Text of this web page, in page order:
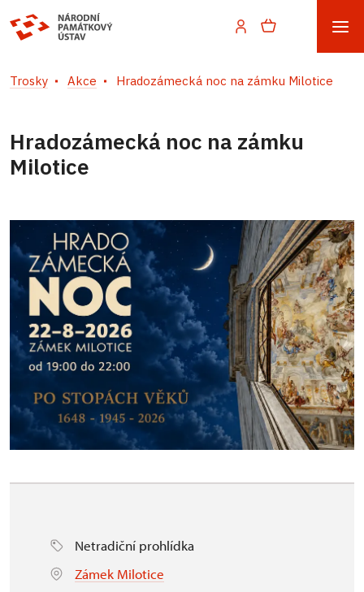
Trosky Akce Hradozámecká noc na zámku Milotice
Hradozámecká noc na zámku
Milotice
Netradiční prohlídka
Zámek Milotice